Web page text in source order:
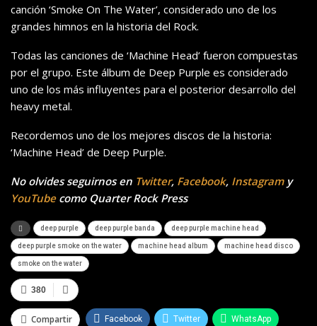
canción ‘Smoke On The Water’, considerado uno de los
grandes himnos en la historia del Rock.
Todas las canciones de ‘Machine Head’ fueron compuestas
por el grupo. Este álbum de Deep Purple es considerado
uno de los más influyentes para el posterior desarrollo del
heavy metal.
Recordemos uno de los mejores discos de la historia:
‘Machine Head’ de Deep Purple.
No olvides seguirnos en Twitter, Facebook, Instagramy
YouTubecomo Quarter Rock Press
deep purple deep purple banda deep purple machine head
deep purple smoke on the water machine head album machine head disco
smoke on the water
380
Compartir Facebook Twitter WhatsApp